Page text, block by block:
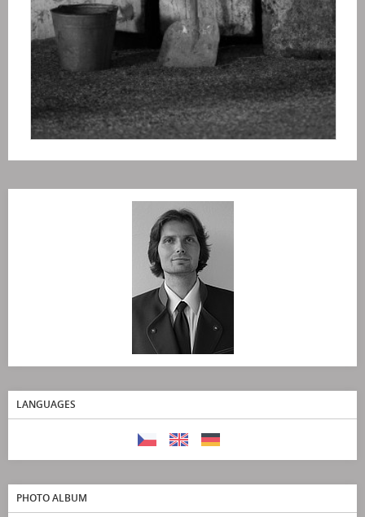
LANGUAGES
PHOTO ALBUM